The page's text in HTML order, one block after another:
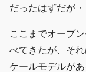
だったはずだが・
ここまでオープ
べてきたが、そ
ケールモデルが